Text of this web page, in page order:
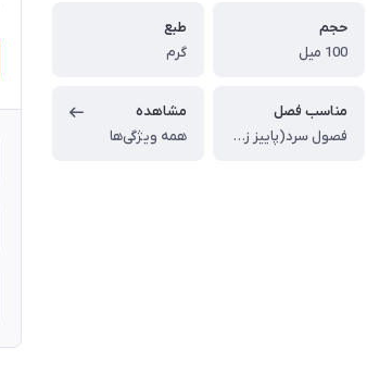
حجم
100 میل
طبع
گرم
مناسب فصل
فصول سرد(پاییز زمستان)
مشاهده
همه ویژگی‌ها